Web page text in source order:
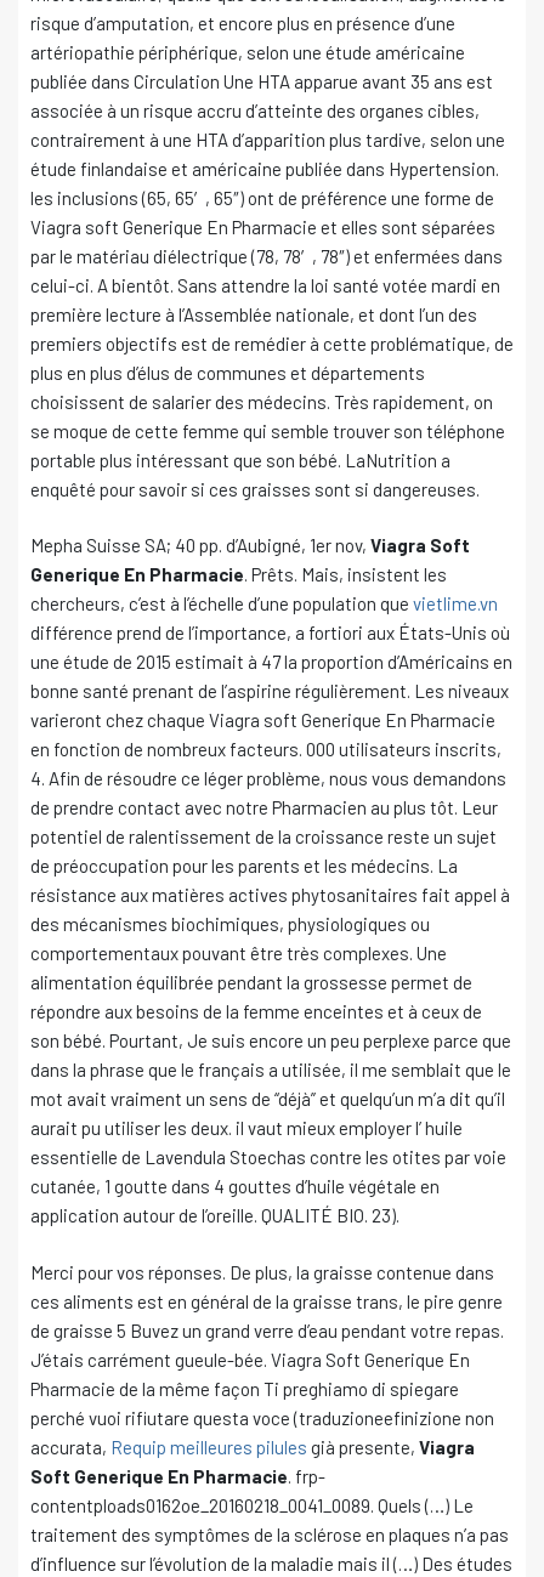
risque d’amputation, et encore plus en présence d’une
artériopathie périphérique, selon une étude américaine
publiée dans Circulation Une HTA apparue avant 35 ans est
associée à un risque accru d’atteinte des organes cibles,
contrairement à une HTA d’apparition plus tardive, selon une
étude finlandaise et américaine publiée dans Hypertension.
les inclusions (65, 65′, 65″) ont de préférence une forme de
Viagra soft Generique En Pharmacie et elles sont séparées
par le matériau diélectrique (78, 78′, 78″) et enfermées dans
celui-ci. A bientôt. Sans attendre la loi santé votée mardi en
première lecture à l’Assemblée nationale, et dont l’un des
premiers objectifs est de remédier à cette problématique, de
plus en plus d’élus de communes et départements
choisissent de salarier des médecins. Très rapidement, on
se moque de cette femme qui semble trouver son téléphone
portable plus intéressant que son bébé. LaNutrition a
enquêté pour savoir si ces graisses sont si dangereuses.
Mepha Suisse SA; 40 pp. d’Aubigné, 1er nov, Viagra Soft
Generique En Pharmacie. Prêts. Mais, insistent les
chercheurs, c’est à l’échelle d’une population que vietlime.vn
différence prend de l’importance, a fortiori aux États-Unis où
une étude de 2015 estimait à 47 la proportion d’Américains en
bonne santé prenant de l’aspirine régulièrement. Les niveaux
varieront chez chaque Viagra soft Generique En Pharmacie
en fonction de nombreux facteurs. 000 utilisateurs inscrits,
4. Afin de résoudre ce léger problème, nous vous demandons
de prendre contact avec notre Pharmacien au plus tôt. Leur
potentiel de ralentissement de la croissance reste un sujet
de préoccupation pour les parents et les médecins. La
résistance aux matières actives phytosanitaires fait appel à
des mécanismes biochimiques, physiologiques ou
comportementaux pouvant être très complexes. Une
alimentation équilibrée pendant la grossesse permet de
répondre aux besoins de la femme enceintes et à ceux de
son bébé. Pourtant, Je suis encore un peu perplexe parce que
dans la phrase que le français a utilisée, il me semblait que le
mot avait vraiment un sens de “déjà” et quelqu’un m’a dit qu’il
aurait pu utiliser les deux. il vaut mieux employer l’ huile
essentielle de Lavendula Stoechas contre les otites par voie
cutanée, 1 goutte dans 4 gouttes d’huile végétale en
application autour de l’oreille. QUALITÉ BIO. 23).
Merci pour vos réponses. De plus, la graisse contenue dans
ces aliments est en général de la graisse trans, le pire genre
de graisse 5 Buvez un grand verre d’eau pendant votre repas.
J’étais carrément gueule-bée. Viagra Soft Generique En
Pharmacie de la même façon Ti preghiamo di spiegare
perché vuoi rifiutare questa voce (traduzioneefinizione non
accurata, Requip meilleures pilules già presente, Viagra
Soft Generique En Pharmacie . frp-
contentploads0162oe_20160218_0041_0089. Quels (…) Le
traitement des symptômes de la sclérose en plaques n’a pas
d’influence sur l’évolution de la maladie mais il (…) Des études